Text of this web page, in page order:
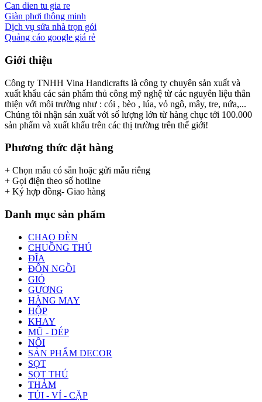
Can dien tu gia re
Giàn phơi thông minh
Dịch vụ sửa nhà trọn gói
Quảng cáo google giá rẻ
Giới thiệu
Công ty TNHH Vina Handicrafts là công ty chuyên sản xuất và
xuất khẩu các sản phẩm thủ công mỹ nghệ từ các nguyên liệu thân
thiện với môi trường như : cói , bèo , lúa, vỏ ngô, mây, tre, nứa,...
Chúng tôi nhận sản xuất với số lượng lớn từ hàng chục tới 100.000
sản phẩm và xuất khẩu trên các thị trường trên thế giới!
Phương thức đặt hàng
+ Chọn mẫu có sẵn hoặc gửi mẫu riêng
+ Gọi điện theo số hotline
+ Ký hợp đồng- Giao hàng
Danh mục sản phẩm
CHAO ĐÈN
CHUỒNG THÚ
ĐĨA
ĐÔN NGỒI
GIỎ
GƯƠNG
HÀNG MAY
HỘP
KHAY
MŨ - DÉP
NÔI
SẢN PHẨM DECOR
SỌT
SỌT THÚ
THẢM
TÚI - VÍ - CẶP